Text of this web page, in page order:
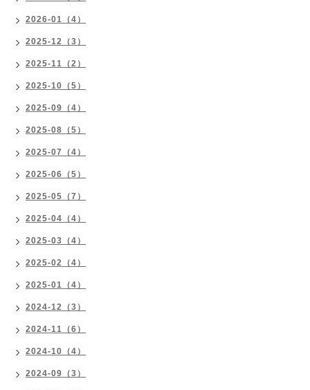
2026-01（4）
2025-12（3）
2025-11（2）
2025-10（5）
2025-09（4）
2025-08（5）
2025-07（4）
2025-06（5）
2025-05（7）
2025-04（4）
2025-03（4）
2025-02（4）
2025-01（4）
2024-12（3）
2024-11（6）
2024-10（4）
2024-09（3）